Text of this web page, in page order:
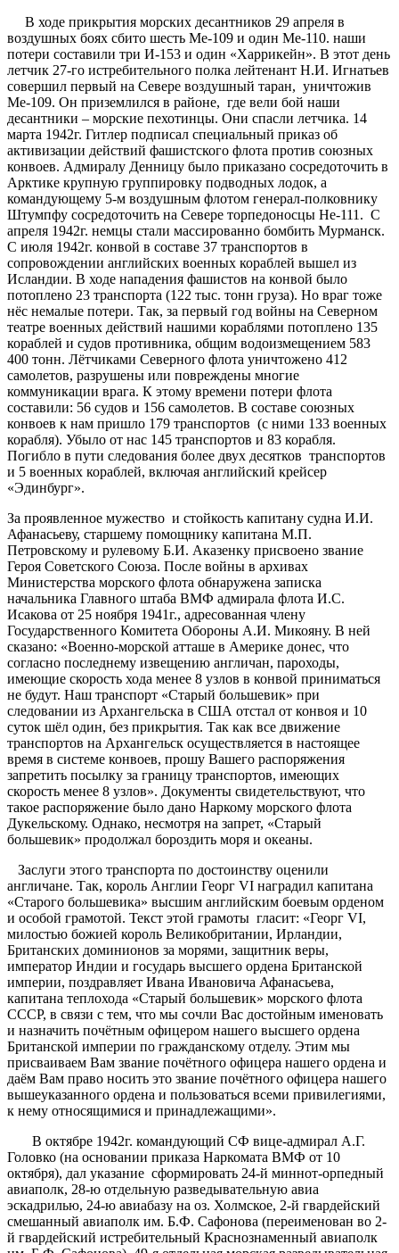
В ходе прикрытия морских десантников 29 апреля в
воздушных боях сбито шесть Ме-109 и один Ме-110. наши
потери составили три И-153 и один «Харрикейн». В этот день
летчик 27-го истребительного полка лейтенант Н.И. Игнатьев
совершил первый на Севере воздушный таран, уничтожив
Ме-109. Он приземлился в районе, где вели бой наши
десантники – морские пехотинцы. Они спасли летчика. 14
марта 1942г. Гитлер подписал специальный приказ об
активизации действий фашистского флота против союзных
конвоев. Адмиралу Денницу было приказано сосредоточить в
Арктике крупную группировку подводных лодок, а
командующему 5-м воздушным флотом генерал-полковнику
Штумпфу сосредоточить на Севере торпедоносцы Не-111. С
апреля 1942г. немцы стали массированно бомбить Мурманск.
С июля 1942г. конвой в составе 37 транспортов в
сопровождении английских военных кораблей вышел из
Исландии. В ходе нападения фашистов на конвой было
потоплено 23 транспорта (122 тыс. тонн груза). Но враг тоже
нёс немалые потери. Так, за первый год войны на Северном
театре военных действий нашими кораблями потоплено 135
кораблей и судов противника, общим водоизмещением 583
400 тонн. Лётчиками Северного флота уничтожено 412
самолетов, разрушены или повреждены многие
коммуникации врага. К этому времени потери флота
составили: 56 судов и 156 самолетов. В составе союзных
конвоев к нам пришло 179 транспортов (с ними 133 военных
корабля). Убыло от нас 145 транспортов и 83 корабля.
Погибло в пути следования более двух десятков транспортов
и 5 военных кораблей, включая английский крейсер
«Эдинбург».
За проявленное мужество и стойкость капитану судна И.И.
Афанасьеву, старшему помощнику капитана М.П.
Петровскому и рулевому Б.И. Аказенку присвоено звание
Героя Советского Союза. После войны в архивах
Министерства морского флота обнаружена записка
начальника Главного штаба ВМФ адмирала флота И.С.
Исакова от 25 ноября 1941г., адресованная члену
Государственного Комитета Обороны А.И. Микояну. В ней
сказано: «Военно-морской атташе в Америке донес, что
согласно последнему извещению англичан, пароходы,
имеющие скорость хода менее 8 узлов в конвой приниматься
не будут. Наш транспорт «Старый большевик» при
следовании из Архангельска в США отстал от конвоя и 10
суток шёл один, без прикрытия. Так как все движение
транспортов на Архангельск осуществляется в настоящее
время в системе конвоев, прошу Вашего распоряжения
запретить посылку за границу транспортов, имеющих
скорость менее 8 узлов». Документы свидетельствуют, что
такое распоряжение было дано Наркому морского флота
Дукельскому. Однако, несмотря на запрет, «Старый
большевик» продолжал бороздить моря и океаны.
Заслуги этого транспорта по достоинству оценили
англичане. Так, король Англии Георг VI наградил капитана
«Старого большевика» высшим английским боевым орденом
и особой грамотой. Текст этой грамоты гласит: «Георг VI,
милостью божией король Великобритании, Ирландии,
Британских доминионов за морями, защитник веры,
император Индии и государь высшего ордена Британской
империи, поздравляет Ивана Ивановича Афанасьева,
капитана теплохода «Старый большевик» морского флота
СССР, в связи с тем, что мы сочли Вас достойным именовать
и назначить почётным офицером нашего высшего ордена
Британской империи по гражданскому отделу. Этим мы
присваиваем Вам звание почётного офицера нашего ордена и
даём Вам право носить это звание почётного офицера нашего
вышеуказанного ордена и пользоваться всеми привилегиями,
к нему относящимися и принадлежащими».
В октябре 1942г. командующий СФ вице-адмирал А.Г.
Головко (на основании приказа Наркомата ВМФ от 10
октября), дал указание сформировать 24-й миннот-орпедный
авиаполк, 28-ю отдельную разведывательную авиа
эскадрилью, 24-ю авиабазу на оз. Холмское, 2-й гвардейский
смешанный авиаполк им. Б.Ф. Сафонова (переименован во 2-
й гвардейский истребительный Краснознаменный авиаполк